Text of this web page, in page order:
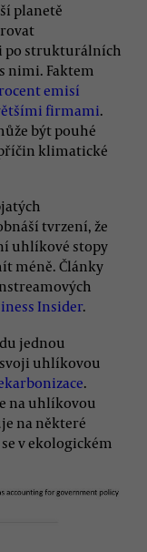
planetě
po strukturálních
nimi. Faktem
emisí
firmami.
být pouhé
klimatické
tvrzení, že
uhlíkové stopy
méně. Články
Insider.
jednou
uhlíkovou
.
na uhlíkovou
na některé
v ekologickém